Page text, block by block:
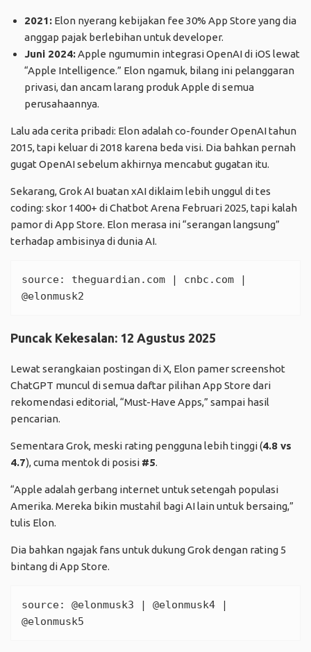
2021: Elon nyerang kebijakan fee 30% App Store yang dia
anggap pajak berlebihan untuk developer.
Juni 2024:Apple ngumumin integrasi OpenAI di iOS lewat
“Apple Intelligence.” Elon ngamuk, bilang ini pelanggaran
privasi, dan ancam larang produk Apple di semua
perusahaannya.
Lalu ada cerita pribadi: Elon adalah co-founder OpenAI tahun
2015, tapi keluar di 2018 karena beda visi. Dia bahkan pernah
gugat OpenAI sebelum akhirnya mencabut gugatan itu.
Sekarang, Grok AI buatan xAI diklaim lebih unggul di tes
coding: skor 1400+ di Chatbot Arena Februari 2025, tapi kalah
pamor di App Store. Elon merasa ini “serangan langsung”
terhadap ambisinya di dunia AI.
source: theguardian.com cnbc.com
@elonmusk2
Puncak Kekesalan: 12 Agustus 2025
Lewat serangkaian postingan di X, Elon pamer screenshot
ChatGPT muncul di semua daftar pilihan App Store dari
rekomendasi editorial, “Must-Have Apps,” sampai hasil
pencarian.
Sementara Grok, meski rating pengguna lebih tinggi (4.8 vs
4.7), cuma mentok di posisi #5.
“Apple adalah gerbang internet untuk setengah populasi
Amerika. Mereka bikin mustahil bagi AI lain untuk bersaing,”
tulis Elon.
Dia bahkan ngajak fans untuk dukung Grok dengan rating 5
bintang di App Store.
source: @elonmusk3 @elonmusk4
@elonmusk5